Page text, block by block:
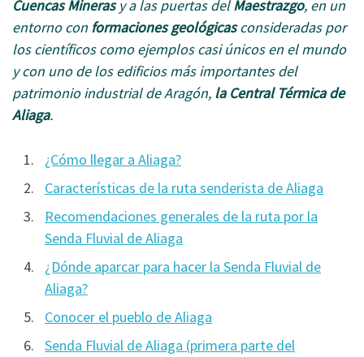
Cuencas Minerasy a las puertas delMaestrazgo, en un
entorno con formaciones geológicasconsideradas por
los científicos como ejemplos casi únicos en el mundo
y con uno de los edificios más importantes del
patrimonio industrial de Aragón, la Central Térmica de
Aliaga.
¿Cómo llegar a Aliaga?
Características de la ruta senderista de Aliaga
Recomendaciones generales de la ruta por la
Senda Fluvial de Aliaga
¿Dónde aparcar para hacer la Senda Fluvial de
Aliaga?
Conocer el pueblo de Aliaga
Senda Fluvial de Aliaga (primera parte del